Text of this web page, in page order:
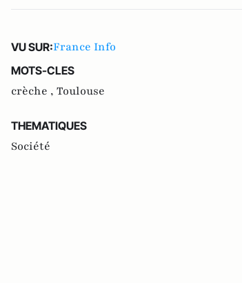
VU SUR:France Info
MOTS-CLES
crèche , Toulouse
THEMATIQUES
Société